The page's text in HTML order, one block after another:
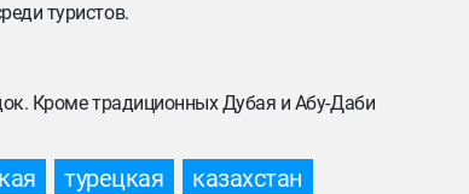
туристов.
Кроме традиционных Дубая и Абу-Даби
турецкая
казахстан